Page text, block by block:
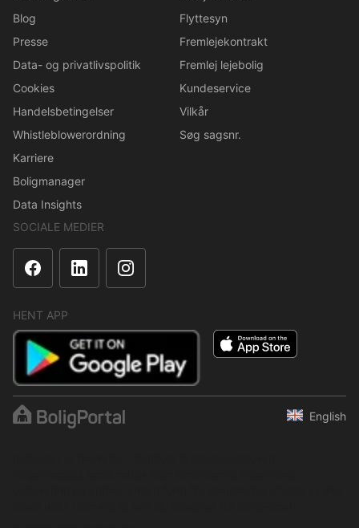
Blog
Presse
Data- og privatlivspolitik
Cookies
Handelsbetingelser
Whistleblowerordning
Karriere
Boligmanager
Data Insights
Flyttesyn
Fremlejekontrakt
Fremlej lejebolig
Kundeservice
Vilkår
Søg sagsnr.
SOCIALE MEDIER
HENT APP
English